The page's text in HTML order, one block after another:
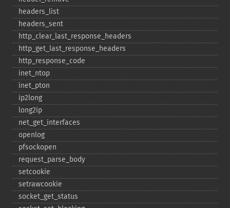
headers_​list
headers_​sent
http_​clear_​last_​response_​headers
http_​get_​last_​response_​headers
http_​response_​code
inet_​ntop
inet_​pton
ip2long
long2ip
net_​get_​interfaces
openlog
pfsockopen
request_​parse_​body
setcookie
setrawcookie
socket_​get_​status